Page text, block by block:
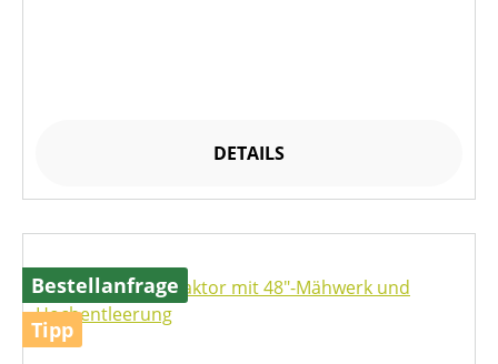
DETAILS
Bestellanfrage
Tipp